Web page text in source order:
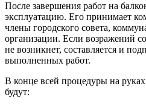
После завершения работ на
эксплуатацию. Его принимает
члены городского совета,
организации. Если возражений
не возникнет, составляется и
выполненных работ.
В конце всей процедуры на
будут: